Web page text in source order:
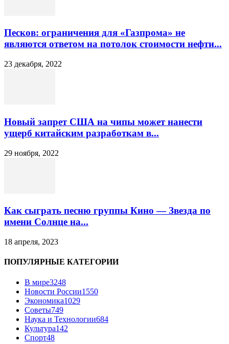
Песков: ограничения для «Газпрома» не
являются ответом на потолок стоимости нефти...
23 декабря, 2022
Новый запрет США на чипы может нанести
ущерб китайским разработкам в...
29 ноября, 2022
Как сыграть песню группы Кино — Звезда по
имени Солнце на...
18 апреля, 2023
ПОПУЛЯРНЫЕ КАТЕГОРИИ
В мире3248
Новости России1550
Экономика1029
Советы749
Наука и Технологии684
Культура142
Спорт48